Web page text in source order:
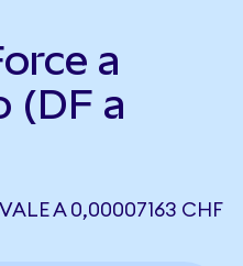
a
(DF a
A 0,00007163 CHF